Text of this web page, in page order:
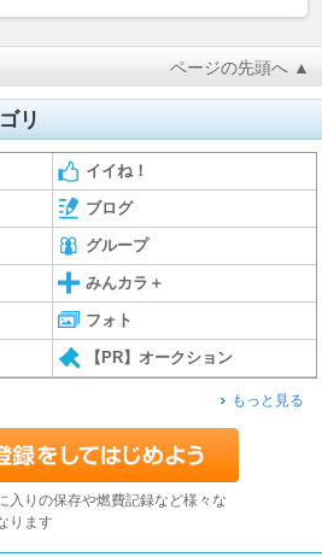
ページの先頭へ ▲
リ
イイね！
ブログ
グループ
みんカラ＋
フォト
【PR】オークション
もっと見る
入りの保存や燃費記録など様々な
ります